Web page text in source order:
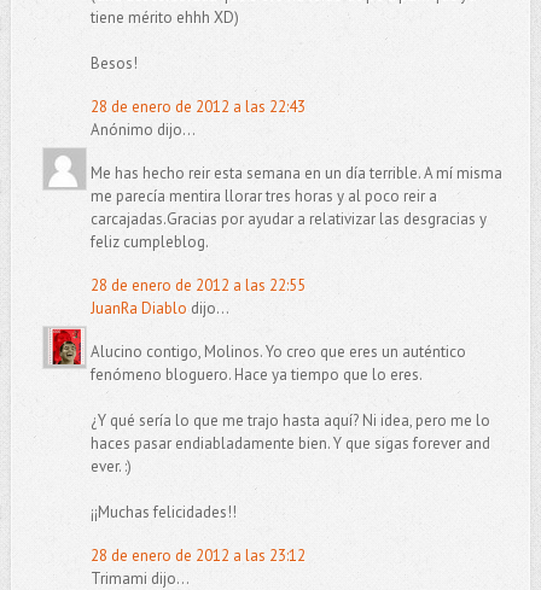
tiene mérito ehhh XD)
Besos!
28 de enero de 2012 a las 22:43
Anónimo dijo...
Me has hecho reir esta semana en un día terrible. A mí misma
me parecía mentira llorar tres horas y al poco reir a
carcajadas.Gracias por ayudar a relativizar las desgracias y
feliz cumpleblog.
28 de enero de 2012 a las 22:55
JuanRa Diablo dijo...
Alucino contigo, Molinos. Yo creo que eres un auténtico
fenómeno bloguero. Hace ya tiempo que lo eres.
¿Y qué sería lo que me trajo hasta aquí? Ni idea, pero me lo
haces pasar endiabladamente bien. Y que sigas forever and
ever. :)
¡¡Muchas felicidades!!
28 de enero de 2012 a las 23:12
Trimami dijo...